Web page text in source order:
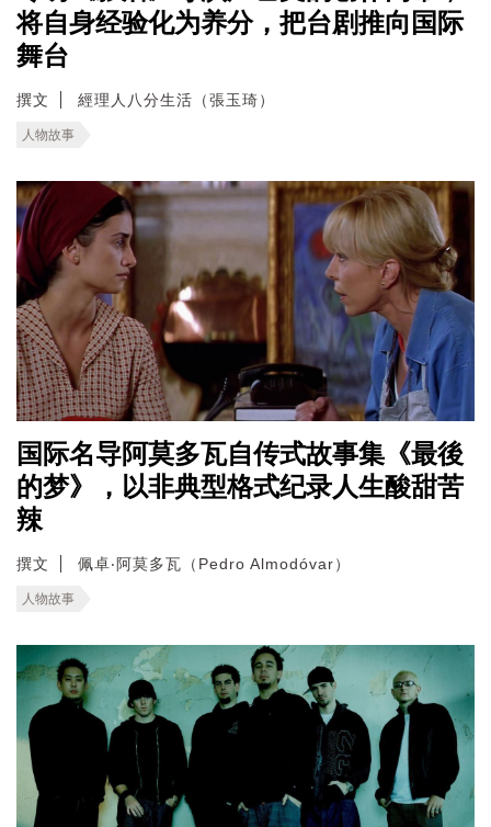
将自身经验化为养分，把台剧推向国际
舞台
撰文 經理人八分生活（張玉琦）
人物故事
国际名导阿莫多瓦自传式故事集《最後
的梦》，以非典型格式纪录人生酸甜苦
辣
撰文 佩卓‧阿莫多瓦（Pedro Almodóvar）
人物故事